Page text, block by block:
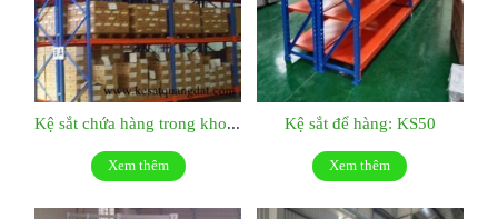
Xem thêm
Kệ sắt để hàng: KS50
Xem thêm